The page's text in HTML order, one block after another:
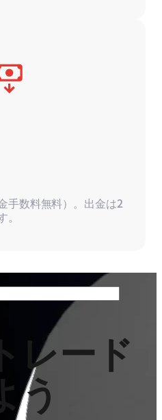
手数料無料）。出金は2
レード
う